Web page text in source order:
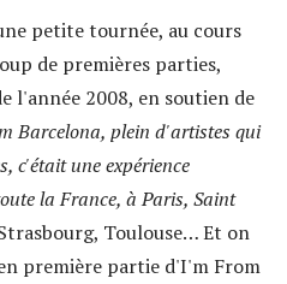
petite tournée, au cours
de premières parties,
l'année 2008, en soutien de
Barcelona, plein d'artistes qui
c'était une expérience
la France, à Paris, Saint
Toulouse… Et on
première partie d'I'm From